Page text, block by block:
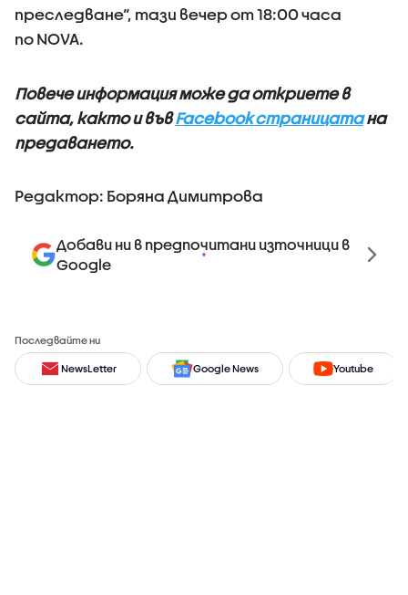
преследване“, тази вечер от 18:00 часа
по NOVA.
Повече информация може да откриете в
сайта, както и въвFacebook страницатана
предаването.
Редактор: Боряна Димитрова
Добави ни в предпочитани източници в
Google
Последвайте ни
NewsLetter Google News Youtube